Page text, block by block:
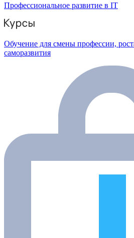
Профессиональное развитие в IT
Обучение для смены профессии,
саморазвития